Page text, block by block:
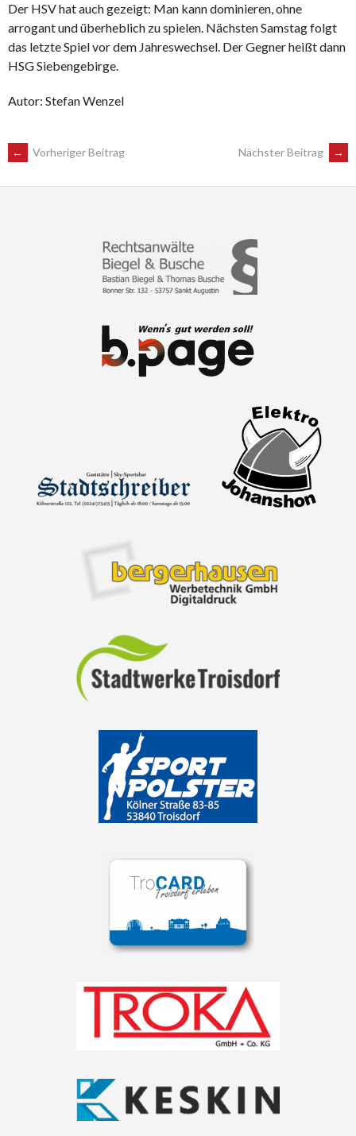
Der HSV hat auch gezeigt: Man kann dominieren, ohne
arrogant und überheblich zu spielen. Nächsten Samstag folgt
das letzte Spiel vor dem Jahreswechsel. Der Gegner heißt dann
HSG Siebengebirge.
Autor: Stefan Wenzel
POST
← Vorheriger Beitrag Nächster Beitrag →